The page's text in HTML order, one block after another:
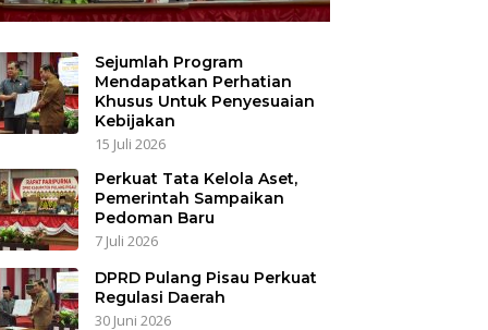
Sejumlah Program
Mendapatkan Perhatian
Khusus Untuk Penyesuaian
Kebijakan
15 Juli 2026
Perkuat Tata Kelola Aset,
Pemerintah Sampaikan
Pedoman Baru
7 Juli 2026
DPRD Pulang Pisau Perkuat
Regulasi Daerah
30 Juni 2026